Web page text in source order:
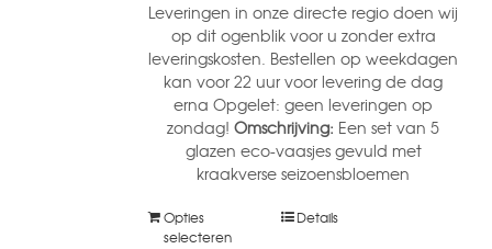
Leveringen in onze directe regio doen wij
op dit ogenblik voor u zonder extra
leveringskosten. Bestellen op weekdagen
kan voor 22 uur voor levering de dag
erna Opgelet: geen leveringen op
zondag!Omschrijving: Een set van 5
glazen eco-vaasjes gevuld met
kraakverse seizoensbloemen
Opties
selecteren
Details